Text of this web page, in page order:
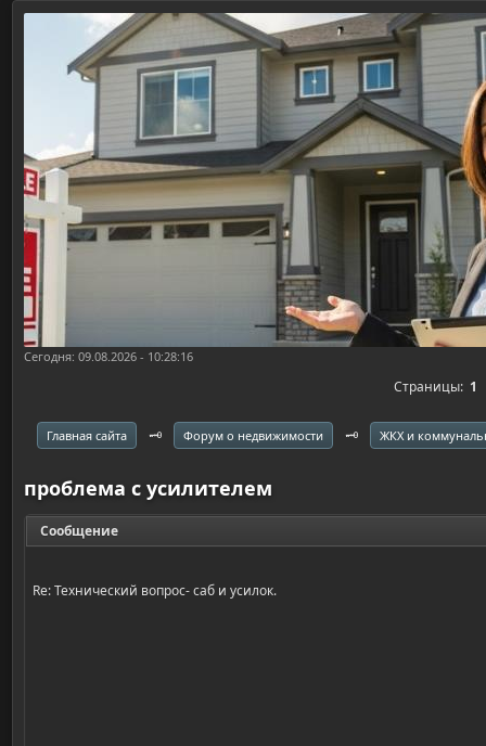
Сегодня: 09.08.2026 - 10:28:16
Страницы: 1
Главная сайта 🗝️ Форум о недвижимости 🗝️ ЖКХ и
проблема с усилителем
Сообщение
Re: Технический вопрос- саб и усилок.